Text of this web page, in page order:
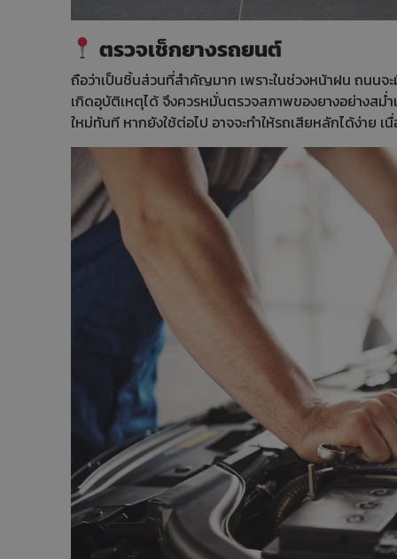
ตรวจเช็กยางรถยนต์
ถือว่าเป็นชิ้นส่วนที่สำคัญมาก เพราะในช่วงหน้าฝน ถนน
เกิดอุบัติเหตุได้ จึงควรหมั่นตรวจสภาพของยางอย่างสม่
ใหม่ทันที หากยังใช้ต่อไป อาจจะทำให้รถเสียหลักได้ง่าย